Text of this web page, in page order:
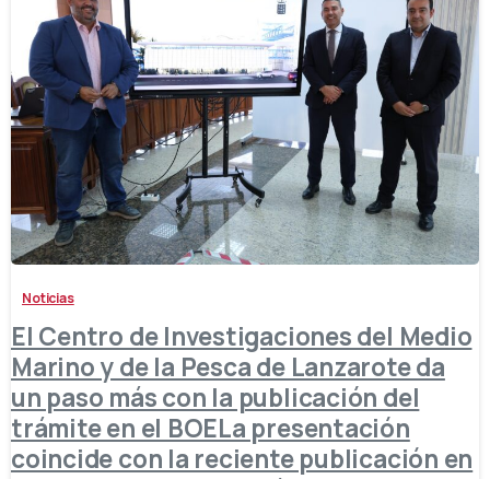
-
Noticias
El Centro de Investigaciones del Medio
Marino y de la Pesca de Lanzarote da
un paso más con la publicación del
trámite en el BOELa presentación
coincide con la reciente publicación en